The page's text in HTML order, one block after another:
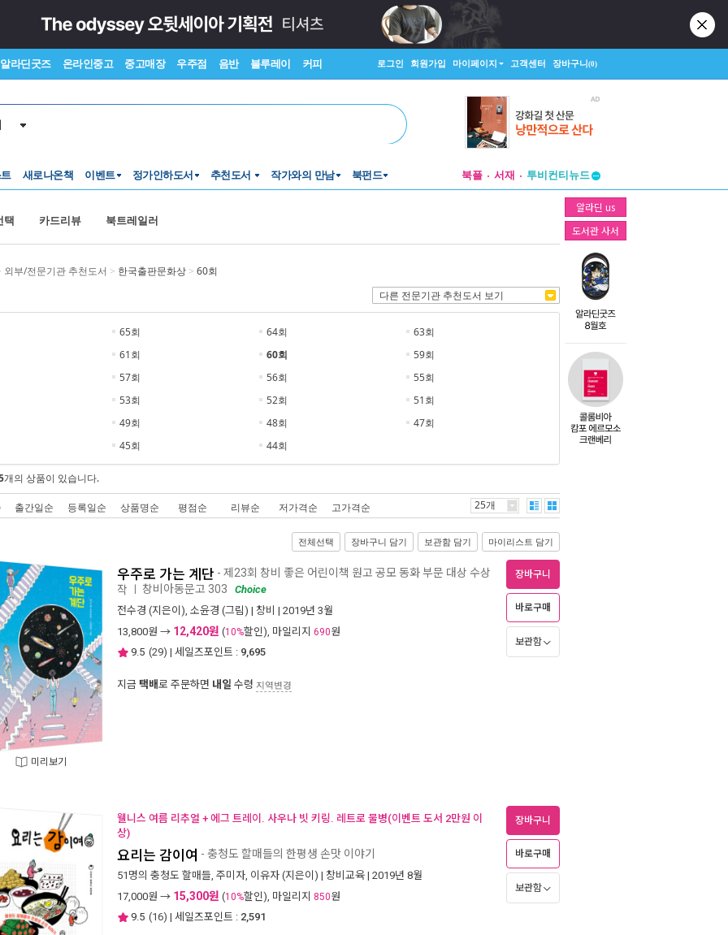
알라딘굿즈 온라인중고 중고매장 우주점 음반 블루레이 커피 로그인 회원가입 마이페이지 고객센터 장바구니(0)
새로나온책 이벤트 정가인하도서 추천도서 작가와의 만남 북펀드 북플 서재
투비컨티뉴드
창작플랫폼
투비컨티뉴드
알라딘 us
도서관 사서
택 카드리뷰 북트레일러
외부/전문기관 추천도서 > 한국출판문화상 > 60회
다른 전문기관 추천도서 보기
65회 64회
63회
61회
60회
59회
57회
56회
55회
53회
52회
51회
49회
48회
47회
45회
44회
개의 상품이 있습니다.
출간일순 등록일순 상품명순 평점순 리뷰순 저가격순 고가격순 25개
전체선택 장바구니 담기 보관함 담기 마이리스트 담기
미리보기
우주로 가는 계단 - 제23회 창비 좋은 어린이책 원고 공모 동화 부문 대상 수상
작 ㅣ 창비아동문고 303
Choice
전수경 (지은이), 소윤경 (그림) | 창비 | 2019년 3월
13,800원 → 12,420원 (10%할인), 마일리지 690원
9.5 (29) | 세일즈포인트 : 9,695
지금 택배로 주문하면 내일 수령 지역변경
장바구니
바로구매
보관함
웰니스 여름 리추얼 + 에그 트레이. 사우나 빗 키링. 레트로 물병(이벤트 도서 2만원 이
상)
요리는 감이여 - 충청도 할매들의 한평생 손맛 이야기
51명의 충청도 할매들 주미자 이유자 (지은이) | 창비교육 | 2019년 8월
17,000원 → 15,300원 (10%할인), 마일리지 850원
9.5 (16) | 세일즈포인트 : 2,591
장바구니
바로구매
보관함